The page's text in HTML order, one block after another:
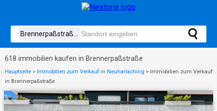
618 immobilien kaufen in Brennerpaßstraße
Hauptseite > Immobilien zum Verkauf in Neuharlaching > Immobilien zum Verkauf
in Brennerpaßstraße